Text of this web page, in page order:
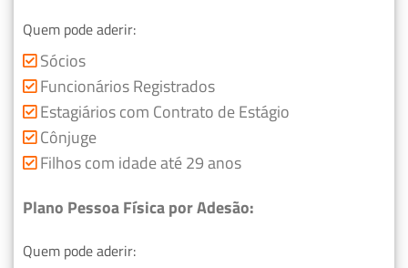
Quem pode aderir:
Sócios
Funcionários Registrados
Estagiários com Contrato de Estágio
Cônjuge
Filhos com idade até 29 anos
Plano Pessoa Física por Adesão:
Quem pode aderir: